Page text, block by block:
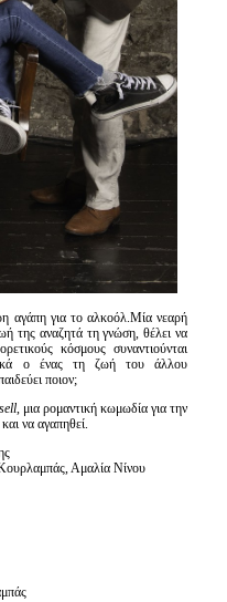
αγάπη για το αλκοόλ.Μία νεαρή
της αναζητά τη γνώση, θέλει να
κόσμους συναντιούνται
ο ένας τη ζωή του άλλου
ποιον;
, μια ρομαντική κωμωδία για την
να αγαπηθεί.
Αμαλία Νίνου